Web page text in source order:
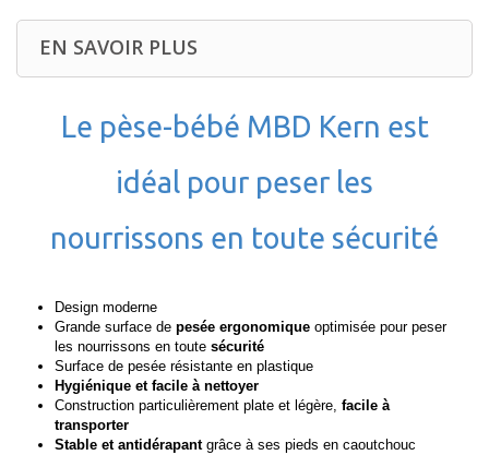
EN SAVOIR PLUS
Le pèse-bébé MBD Kern est
idéal pour peser les
nourrissons en toute sécurité
Design moderne
Grande surface de pesée ergonomique optimisée pour peser
les nourrissons en toute sécurité
Surface de pesée résistante en plastique
Hygiénique et facile à nettoyer
Construction particulièrement plate et légère, facile à
transporter
Stable et antidérapantgrâce à ses pieds en caoutchouc